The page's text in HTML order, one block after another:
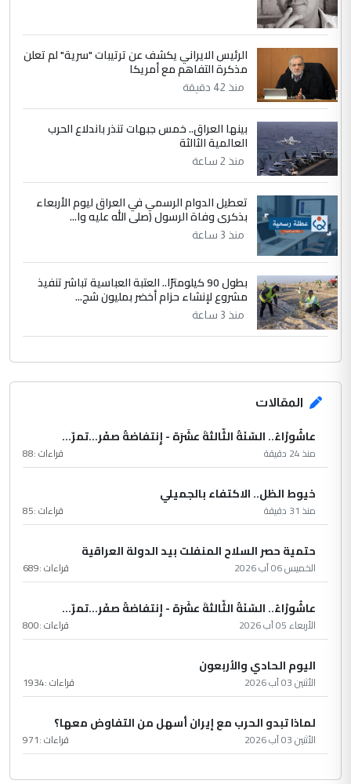
ابا فرات ...
الموضوع :الجواهري يرد على صدام حسين سل
مضجعيك يابن الزنا (نص كامل)
الرئيس الايراني يكشف عن ترتيبات "سرية" لم تعلن
مذكرة التفاهم مع أمريكا
منذ 42 دقيقة
بينها العراق.. خمس جبهات تنذر باندلاع الحرب
العالمية الثالثة
منذ 2 ساعة
تعطيل الدوام الرسمي في العراق ليوم الأربعاء
بذكرى وفاة الرسول (صلى الله عليه وا...
منذ 3 ساعة
بطول 90 كيلومترًا.. العتبة العباسية تباشر تنفيذ
مشروع لإنشاء حزام أخضر بمليون شج...
منذ 3 ساعة
المقالات
عاشُورْاءُ.. السّنَةُ الثّالثةَ عشَرَة - إِنتفاضةُ صفَر…تمرّ...
منذ 24 دقيقة قراءات :88
خيوط الظل.. الاكتفاء بالجميلي
منذ 31 دقيقة قراءات :85
حتمية حصر السلاح المنفلت بيد الدولة العراقية
الخميس 06 آب 2026 قراءات :689
عاشُورْاءُ.. السّنَةُ الثّالثةَ عشَرَة - إِنتفاضةُ صفَر…تمرّ...
الأربعاء 05 آب 2026 قراءات :800
اليوم الحادي والأربعون
الأثنين 03 آب 2026 قراءات :1934
لماذا تبدو الحرب مع إيران أسهل من التفاوض معها؟
الأثنين 03 آب 2026 قراءات :971